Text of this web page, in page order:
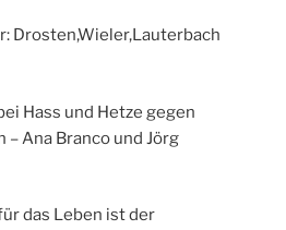
Drosten,Wieler,Lauterbach
Hass und Hetze gegen
Ana Branco und Jörg
das Leben ist der